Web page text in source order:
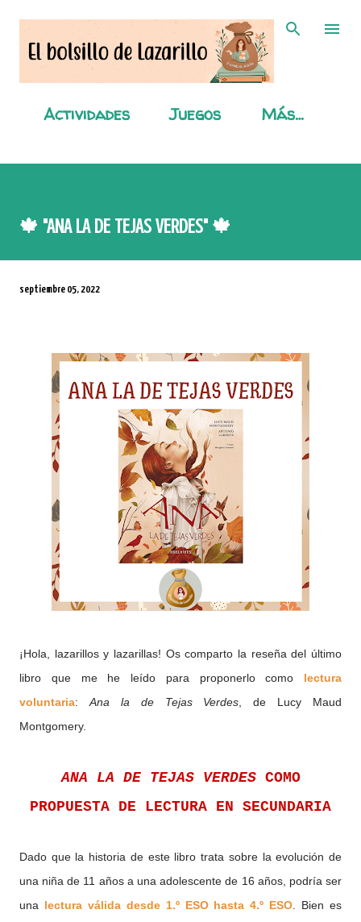
Ir al contenido principal
Actividades Juegos Más…
🍁 "ANA LA DE TEJAS VERDES" 🍁
septiembre 05, 2022
¡Hola, lazarillos y lazarillas! Os comparto la reseña del último
libro que me he leído para proponerlo como lectura
voluntaria:Ana la de Tejas Verdes, de Lucy Maud
Montgomery.
ANA LA DE TEJAS VERDES COMO
PROPUESTA DE LECTURA EN SECUNDARIA
Dado que la historia de este libro trata sobre la evolución de
una niña de 11 años a una adolescente de 16 años, podría ser
una lectura válida desde 1.º ESO hasta 4.º ESO. Bien es